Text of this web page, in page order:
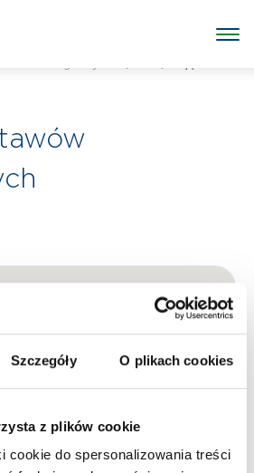
Szczegóły O plikach cookies
z plików cookie
cookie do spersonalizowania treści